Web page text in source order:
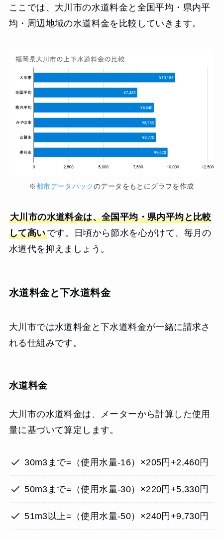
ここでは、大川市の水道料金と全国平均・県内平
均・周辺地域の水道料金を比較していきます。
※都市データパックのデータをもとにグラフを作成
大川市の水道料金は、全国平均・県内平均と比較
して高いです。日頃から節水を心がけて、毎月の
水道代を抑えましょう。
水道料金と下水道料金
大川市では水道料金と下水道料金が一緒に請求さ
れる仕組みです。
水道料金
大川市の水道料金は、メーターから計算した使用
量に基づいて算定します。
30m3まで=（使用水量-16）×205円+2,460円
50m3まで=（使用水量-30）×220円+5,330円
51m3以上=（使用水量-50）×240円+9,730円